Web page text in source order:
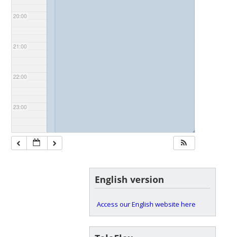
20:00
21:00
22:00
23:00
◢◢
English version
Access our English website here